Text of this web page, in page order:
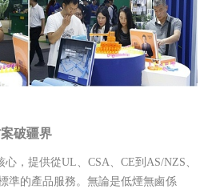
破疆界
，提供從UL、CSA、CE到AS/NZS、
準的產品服務。無論是低煙無鹵係